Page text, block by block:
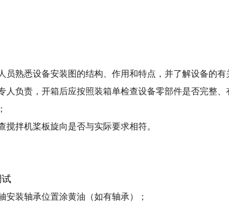
员熟悉设备安装图的结构、作用和特点，并了解设备的有
人负责，开箱后应按照装箱单检查设备零部件是否完整
拌机桨板旋向是否与实际要求相符。
试
安装轴承位置涂黄油（如有轴承）；